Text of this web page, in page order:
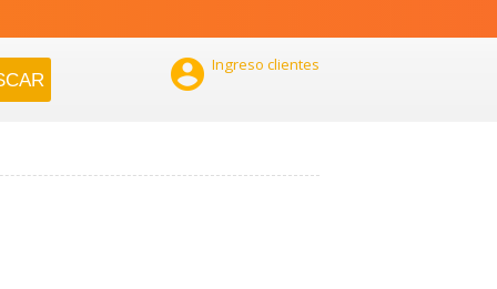
 Ingreso clientes